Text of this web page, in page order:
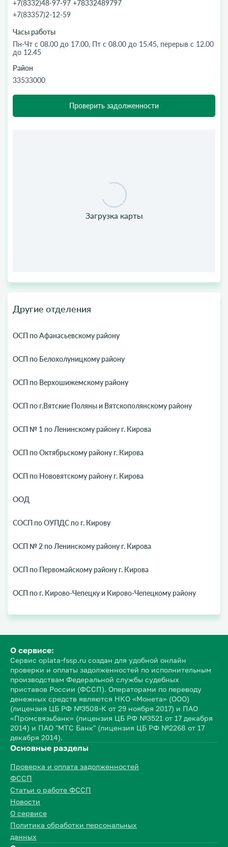
+7(8332)48-97-97 +78332489797
+7(83357)2-12-59
Часы работы
Пн-Чт с 08.00 до 17.00, Пт с 08.00 до 15.45, перерыв с 12.00
до 12.45
Район
33533000
Проверить задолженности
Другие отделения
ОСП по Афанасьевскому району
ОСП по Белохолуницкому району
ОСП по Верхошижемскому району
ОСП по г.Вятские Поляны и Вятскополянскому району
ОСП № 1 по Ленинскому району г. Кирова
ОСП по Октябрьскому району г. Кирова
ОСП по Нововятскому району г. Кирова
ООД
СОСП по ОУПДС по г. Кирову
ОСП № 2 по Ленинскому району г. Кирова
ОСП по Первомайскому району г. Кирова
ОСП по г. Кирово-Чепецку и Кирово-Чепецкому району
О сервисе:
Сервис oplata-fssp.ru создан для удобной онлайн
проверки и оплаты задолженностей по исполнительным
производствам Федеральной службы судебных
приставов России (ФССП). Операторами по переводу
денежных средств являются НКО «Монета» (ООО)
(лицензия ЦБ РФ №3508-К от 29 ноября 2017) и ПАО
«Промсвязьбанк» (лицензия ЦБ РФ №3521 от 17 декабря
2014) и ПАО "МТС Банк" (лицензия ЦБ РФ №2268 от 17
декабря 2014).
Основные разделы
Проверка и оплата задолженностей
ФССП
Статьи о работе ФССП
Новости
О сервисе
Политика обработки персональных
данных